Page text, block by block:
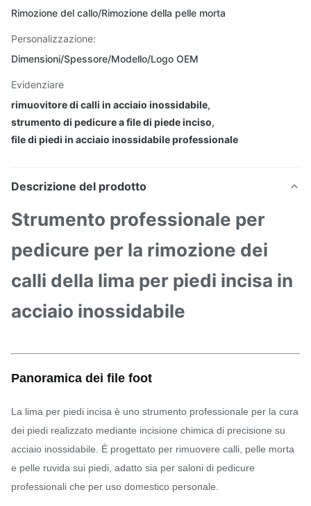
Rimozione del callo/Rimozione della pelle morta
Personalizzazione:
Dimensioni/Spessore/Modello/Logo OEM
Evidenziare
rimuovitore di calli in acciaio inossidabile,
strumento di pedicure a file di piede inciso,
file di piedi in acciaio inossidabile professionale
Descrizione del prodotto
Strumento professionale per
pedicure per la rimozione dei
calli della lima per piedi incisa in
acciaio inossidabile
Panoramica dei file foot
La lima per piedi incisa è uno strumento professionale per la cura
dei piedi realizzato mediante incisione chimica di precisione su
acciaio inossidabile. È progettato per rimuovere calli, pelle morta
e pelle ruvida sui piedi, adatto sia per saloni di pedicure
professionali che per uso domestico personale.